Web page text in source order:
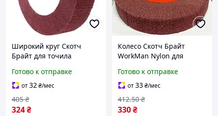
Широкий круг Скотч
Брайт для точила
P400 для шлифования
металла
Готово к отправке
от32₴/мес
324₴
405 ₴
Колесо Скотч Брайт
WorkMan Nylon для
P400 для металла
Готово к отправке
от33₴/мес
330₴
412.50 ₴